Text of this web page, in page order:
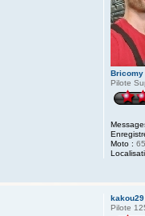
Bricomy
Pilote
Moto :
kakou29
Pilote